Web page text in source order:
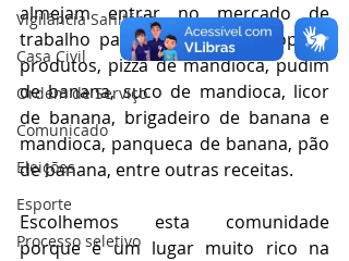
Vigilância Sanitária
Casa Civil
Ordem de Serviço
Comunicado
Eleições
Esporte
Processo seletivo
almejam entrar no mercado de
trabalho para vender seus próprios
produtos, pizza de mandioca, pudim
de banana, suco de mandioca, licor
de banana, brigadeiro de banana e
mandioca, panqueca de banana, pão
de banana, entre outras receitas.
Escolhemos esta comunidade
porque é um lugar muito rico na